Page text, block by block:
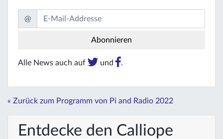
@
Alle News auch auf und .
« Zurück zum Programm von Pi and Radio 2022
Entdecke den Calliope